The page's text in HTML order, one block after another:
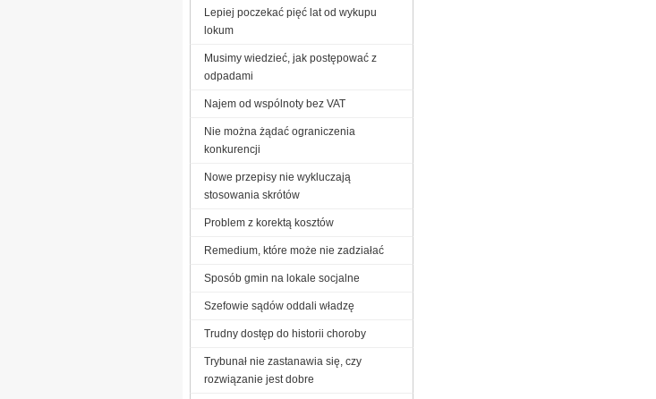
Lepiej poczekać pięć lat od wykupu
lokum
Musimy wiedzieć, jak postępować z
odpadami
Najem od wspólnoty bez VAT
Nie można żądać ograniczenia
konkurencji
Nowe przepisy nie wykluczają
stosowania skrótów
Problem z korektą kosztów
Remedium, które może nie zadziałać
Sposób gmin na lokale socjalne
Szefowie sądów oddali władzę
Trudny dostęp do historii choroby
Trybunał nie zastanawia się, czy
rozwiązanie jest dobre